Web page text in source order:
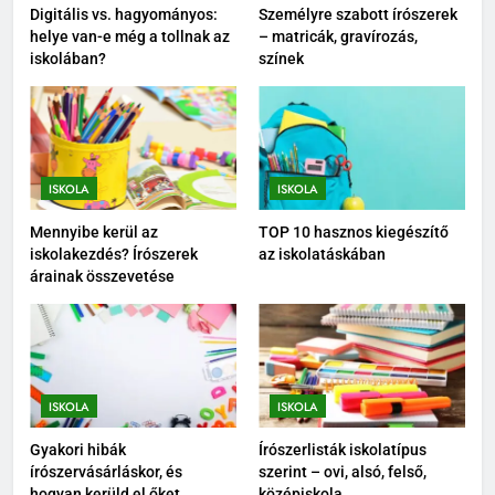
1
Digitális vs. hagyományos: helye
van-e még a tollnak az
iskolában?
ISKOLA
2
Személyre szabott írószerek –
matricák, gravírozás, színek
Mennyibe kerül az
iskolakezdés? Írószerek árainak
összevetése
Digitális vs. hagyományos:
helye van-e még a tollnak az
iskolában?
Személyre szabott írószerek
– matricák, gravírozás,
színek
ISKOLA
Mennyibe kerül az
iskolakezdés? Írószerek
árainak összevetése
ISKOLA
TOP 10 hasznos kiegészítő
az iskolatáskában
ISKOLA
Gyakori hibák
írószervásárláskor, és
ISKOLA
Írószerlisták iskolatípus
szerint – ovi, alsó, felső,
– ovi, alsó, felső, középiskola
7
Tolltartó választási útmutató –
dizájn, praktikum, méret
ISKOLA
8
tantárgyanként?
ISKOLA
1
Digitális vs. hagyományos: helye
van-e még a tollnak az
iskolában?